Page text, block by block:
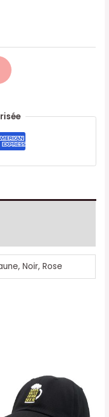
Noir, Rose